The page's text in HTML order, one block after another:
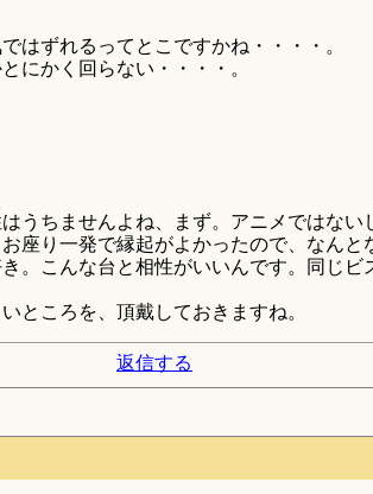
はずれるってとこですかね・・・・。
にかく回らない・・・・。
うちませんよね、まず。アニメではない
座り一発で縁起がよかったので、なん
。こんな台と相性がいいんです。同じ
ところを、頂戴しておきますね。
返信する